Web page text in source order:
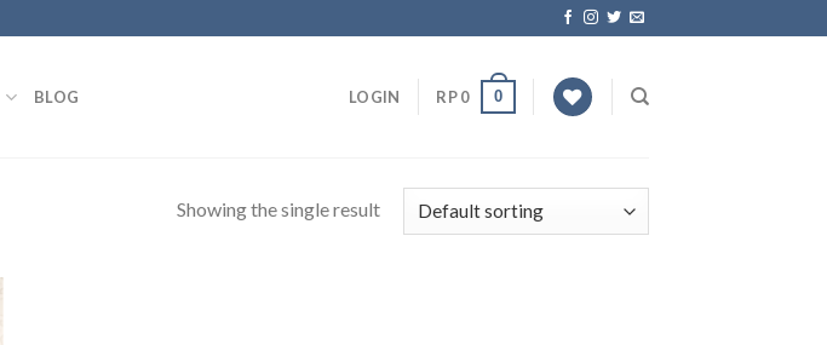
BLOG LOGIN RP0 0
Showing the single result